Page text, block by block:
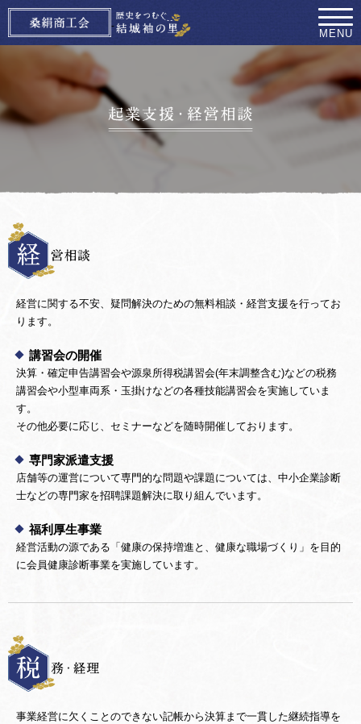
MENU
経営に関する不安、疑問解決のための無料相談・経営支援を行ってお
ります。
講習会の開催
決算・確定申告講習会や源泉所得税講習会(年末調整含む)などの税務
講習会や小型車両系・玉掛けなどの各種技能講習会を実施していま
す。
その他必要に応じ、セミナーなどを随時開催しております。
専門家派遣支援
店舗等の運営について専門的な問題や課題については、中小企業診断
士などの専門家を招聘課題解決に取り組んでいます。
福利厚生事業
経営活動の源である「健康の保持増進と、健康な職場づくり」を目的
に会員健康診断事業を実施しています。
事業経営に欠くことのできない記帳から決算まで一貫した継続指導を